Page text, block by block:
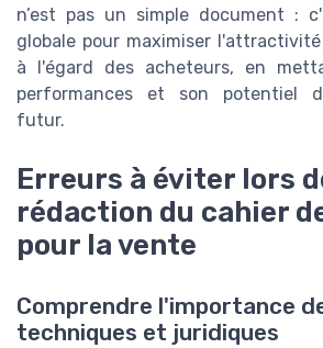
n’est pas un simple document :
globale pour maximiser
à l'égard des acheteurs, en
performances et son potentiel
futur.
Erreurs à éviter lors
rédaction du cahier
pour la vente
Comprendre l'importance
techniques et juridiques